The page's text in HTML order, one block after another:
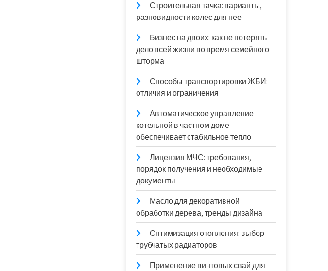
Строительная тачка: варианты,
разновидности колес для нее
Бизнес на двоих: как не потерять
дело всей жизни во время семейного
шторма
Способы транспортировки ЖБИ:
отличия и ограничения
Автоматическое управление
котельной в частном доме
обеспечивает стабильное тепло
Лицензия МЧС: требования,
порядок получения и необходимые
документы
Масло для декоративной
обработки дерева, тренды дизайна
Оптимизация отопления: выбор
трубчатых радиаторов
Применение винтовых свай для